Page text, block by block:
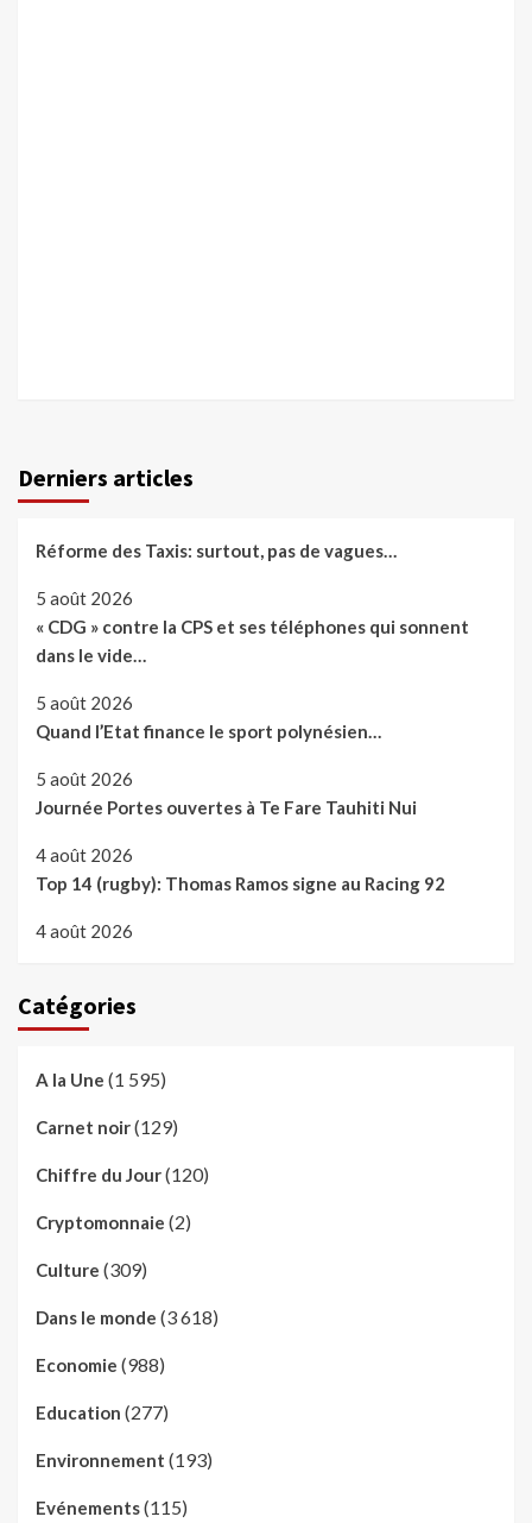
Derniers articles
Réforme des Taxis: surtout, pas de vagues…
5 août 2026
« CDG » contre la CPS et ses téléphones qui sonnent
dans le vide…
5 août 2026
Quand l’Etat finance le sport polynésien…
5 août 2026
Journée Portes ouvertes à Te Fare Tauhiti Nui
4 août 2026
Top 14 (rugby): Thomas Ramos signe au Racing 92
4 août 2026
Catégories
A la Une (1 595)
Carnet noir(129)
Chiffre du Jour(120)
Cryptomonnaie (2)
Culture (309)
Dans le monde (3 618)
Economie (988)
Education (277)
Environnement (193)
Evénements(115)